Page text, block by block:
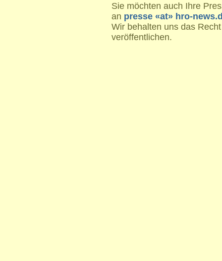
Sie möchten auch Ihre
an presse «at» hro-
Wir behalten uns das
veröffentlichen.